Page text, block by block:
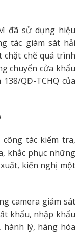
đã sử dụng hiệu
tác giám sát hải
chặt chẽ quá trình
chuyển cửa khẩu
QĐ-TCHQ của
tác kiểm tra,
khắc phục những
kiến nghị một
camera giám sát
khẩu, nhập khẩu
hành lý, hàng hóa